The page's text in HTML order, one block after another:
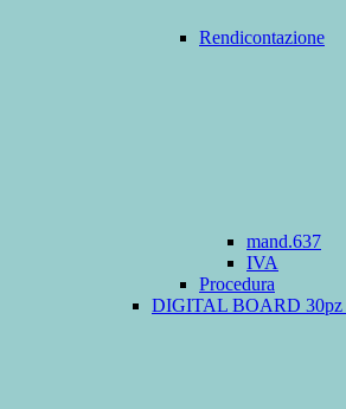
Rendicontazione
mand.637
IVA
Procedura
DIGITAL BOARD